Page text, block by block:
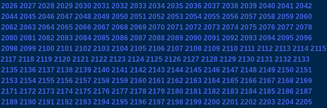
2026 2027 2028 2029 2030 2031 2032 2033 2034 2035 2036 2037 2038 2039 2040 2041 2042
2044 2045 2046 2047 2048 2049 2050 2051 2052 2053 2054 2055 2056 2057 2058 2059 2060
2062 2063 2064 2065 2066 2067 2068 2069 2070 2071 2072 2073 2074 2075 2076 2077 2078
2080 2081 2082 2083 2084 2085 2086 2087 2088 2089 2090 2091 2092 2093 2094 2095 2096
2098 2099 2100 2101 2102 2103 2104 2105 2106 2107 2108 2109 2110 2111 2112 2113 2114 2115
2117 2118 2119 2120 2121 2122 2123 2124 2125 2126 2127 2128 2129 2130 2131 2132 2133
2135 2136 2137 2138 2139 2140 2141 2142 2143 2144 2145 2146 2147 2148 2149 2150 2151
2153 2154 2155 2156 2157 2158 2159 2160 2161 2162 2163 2164 2165 2166 2167 2168 2169
2171 2172 2173 2174 2175 2176 2177 2178 2179 2180 2181 2182 2183 2184 2185 2186 2187
2189 2190 2191 2192 2193 2194 2195 2196 2197 2198 2199 2200 2201 2202 2203 2204 2205